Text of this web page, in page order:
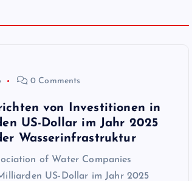
0 Comments
von Investitionen in
US-Dollar im Jahr 2025
Wasserinfrastruktur
of Water Companies
US-Dollar im Jahr 2025